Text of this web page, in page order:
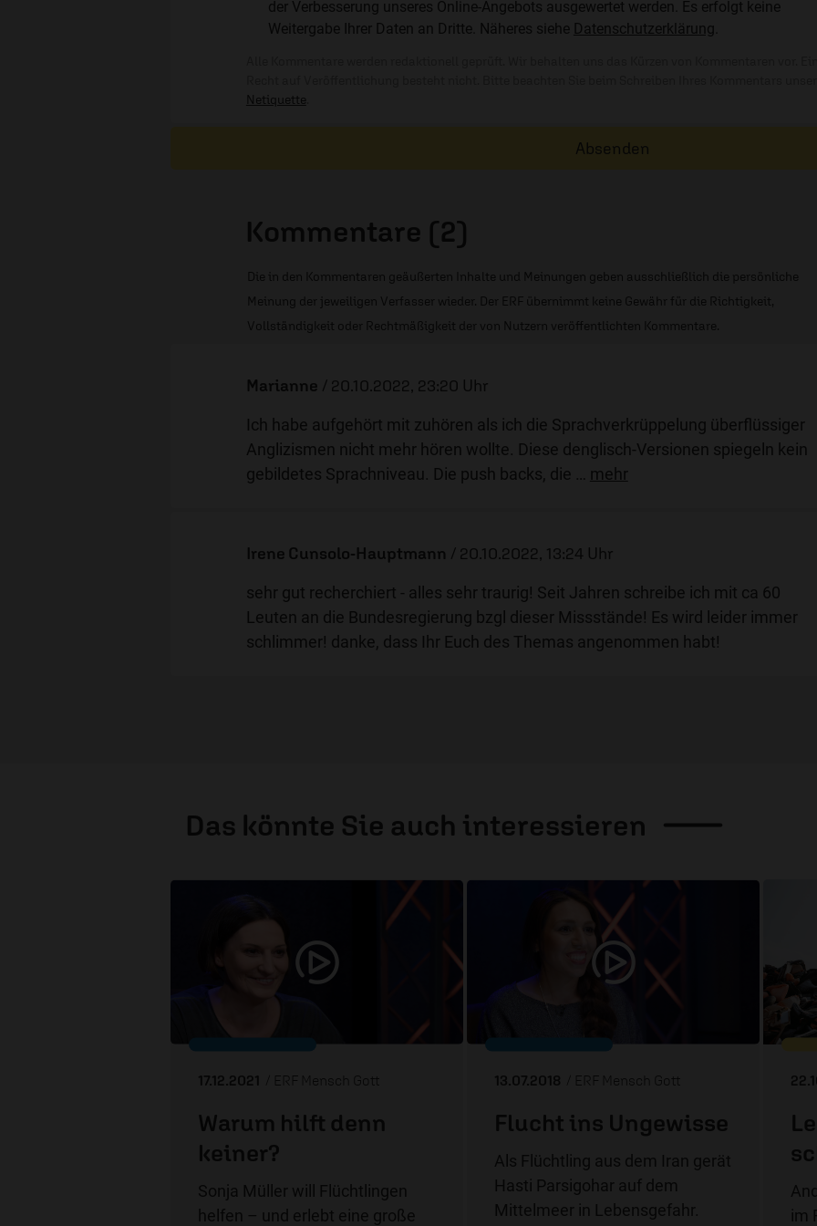
der Verbesserung unseres Online-Angebots ausgewertet werden. Es erfolgt keine
Weitergabe Ihrer Daten an Dritte. Näheres siehe Datenschutzerklärung
Netiquette
Absenden
Kommentare (2)
Die in den Kommentaren geäußerten Inhalte und Meinungen geben ausschließlich die persönliche
Meinung der jeweiligen Verfasser wieder. Der ERF übernimmt keine Gewähr für die Richtigkeit,
Vollständigkeit oder Rechtmäßigkeit der von Nutzern veröffentlichten Kommentare.
Marianne / 20.10.2022, 23:20 Uhr
Ich habe aufgehört mit zuhören als ich die Sprachverkrüppelung überflüssiger
Anglizismen nicht mehr hören wollte. Diese denglisch-Versionen spiegeln kein
gebildetes Sprachniveau. Die push backs, die
mehr
Irene Cunsolo-Hauptmann / 20.10.2022, 13:24 Uhr
sehr gut recherchiert - alles sehr traurig! Seit Jahren schreibe ich mit ca 60
Leuten an die Bundesregierung bzgl dieser Missstände! Es wird leider immer
schlimmer! danke, dass Ihr Euch des Themas angenommen habt!
Das könnte Sie auch interessieren
17.12.2021 / ERF Mensch Gott
Warum hilft denn
keiner?
Sonja Müller will Flüchtlingen
helfen – und erlebt eine große
13.07.2018 / ERF Mensch Gott
Flucht ins Ungewisse
Als Flüchtling aus dem Iran gerät
Hasti Parsigohar auf dem
Mittelmeer in Lebensgefahr.
im